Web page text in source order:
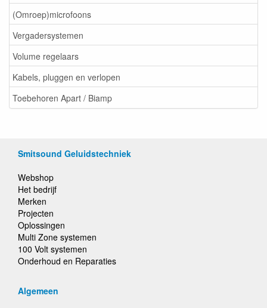
(Omroep)microfoons
Vergadersystemen
Volume regelaars
Kabels, pluggen en verlopen
Toebehoren Apart / Biamp
Smitsound Geluidstechniek
Webshop
Het bedrijf
Merken
Projecten
Oplossingen
Multi Zone systemen
100 Volt systemen
Onderhoud en Reparaties
Algemeen